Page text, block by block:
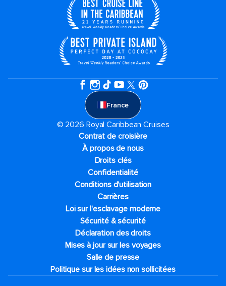
France
© 2026 Royal Caribbean Cruises
Contrat de croisière
À propos de nous
Droits clés
Confidentialité
Conditions d'utilisation
Carrières
Loi sur l'esclavage moderne
Sécurité & sécurité
Déclaration des droits
Mises à jour sur les voyages
Salle de presse
Politique sur les idées non sollicitées